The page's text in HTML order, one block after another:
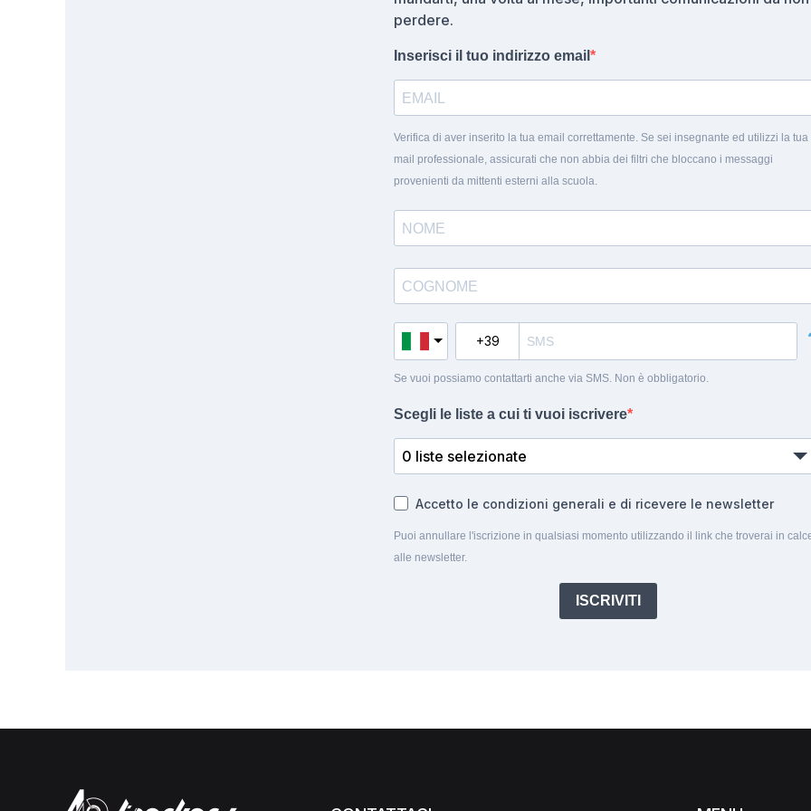
perdere.
Inserisci il tuo indirizzo email
Verifica di aver inserito la tua email correttamente. Se sei insegnante ed utilizzi la tua
mail professionale, assicurati che non abbia dei filtri che bloccano i messaggi
provenienti da mittenti esterni alla scuola.
Se vuoi possiamo contattarti anche via SMS. Non è obbligatorio.
Scegli le liste a cui ti vuoi iscrivere
0 liste selezionate
Accetto le condizioni generali e di ricevere le newsletter
Puoi annullare l'iscrizione in qualsiasi momento utilizzando il link che troverai in
alle newsletter.
ISCRIVITI